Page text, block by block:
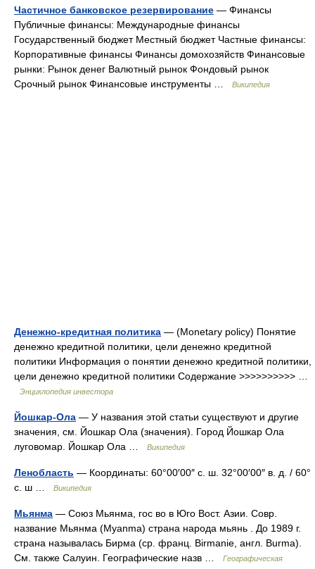
Частичное банковское резервирование — Финансы
Публичные финансы: Международные финансы
Государственный бюджет Местный бюджет Частные финансы:
Корпоративные финансы Финансы домохозяйств Финансовые
рынки: Рынок денег Валютный рынок Фондовый рынок
Срочный рынок Финансовые инструменты …
Википедия
Денежно-кредитная политика — (Monetary policy) Понятие
денежно кредитной политики, цели денежно кредитной
политики Информация о понятии денежно кредитной политики,
цели денежно кредитной политики Содержание >>>>>>>>>> …
Энциклопедия инвестора
Йошкар-Ола — У названия этой статьи существуют и другие
значения, см. Йошкар Ола (значения). Город Йошкар Ола
луговомар. Йошкар Ола …
Википедия
Ленобласть — Координаты: 60°00′00″ с. ш. 32°00′00″ в. д. / 60°
с. ш …
Википедия
Мьянма — Союз Мьянма, гос во в Юго Вост. Азии. Совр.
название Мьянма (Myanma) страна народа мьянь . До 1989 г.
страна называлась Бирма (ср. франц. Birmanie, англ. Burma).
См. также Салуин. Географические назв …
Географическая